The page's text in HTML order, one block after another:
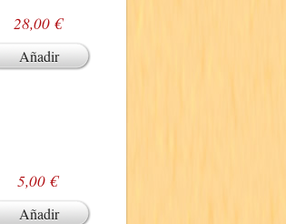
28,00 €
Añadir
5,00 €
Añadir